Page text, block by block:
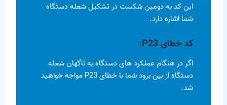
این کد به دومین شکست در تشکیل شعله دستگاه
شما اشاره دارد.
کد خطای P23 :
اگر در هنگام عملکرد های دستگاه به ناگهان شعله
دستگاه از بین برود شما با خطای P23 مواجه خواهید
شد.